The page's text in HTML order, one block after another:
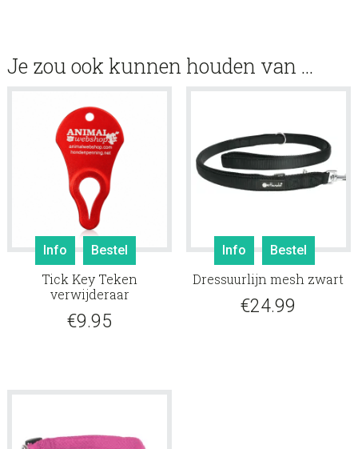
Je zou ook kunnen houden van …
Info Bestel
Tick Key Teken
verwijderaar
€9.95
Info Bestel
Dit
heeft
Dressuurlijn mesh zwart
€24.99